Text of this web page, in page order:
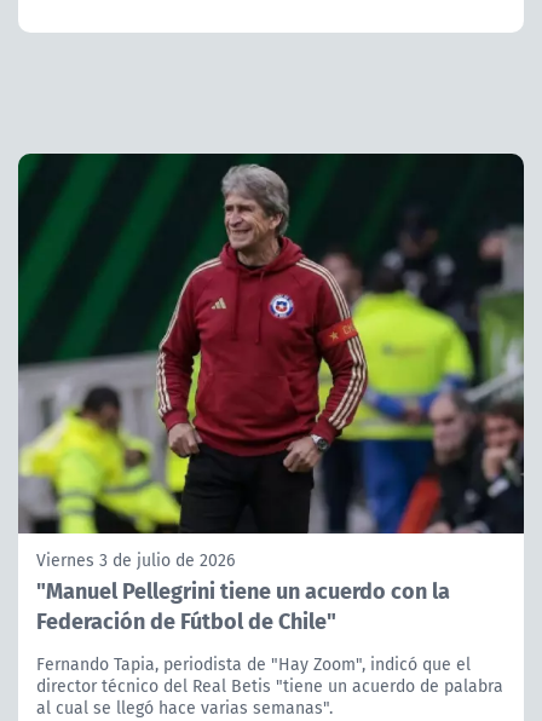
Viernes 3 de julio de 2026
"Manuel Pellegrini tiene un acuerdo con la
Federación de Fútbol de Chile"
Fernando Tapia, periodista de "Hay Zoom", indicó que el
director técnico del Real Betis "tiene un acuerdo de palabra
al cual se llegó hace varias semanas".